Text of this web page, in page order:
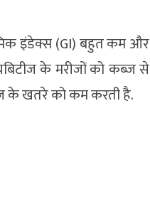
इंडेक्स (GI) बहुत कम और
के मरीजों को कब्ज से
के खतरे को कम करती है.